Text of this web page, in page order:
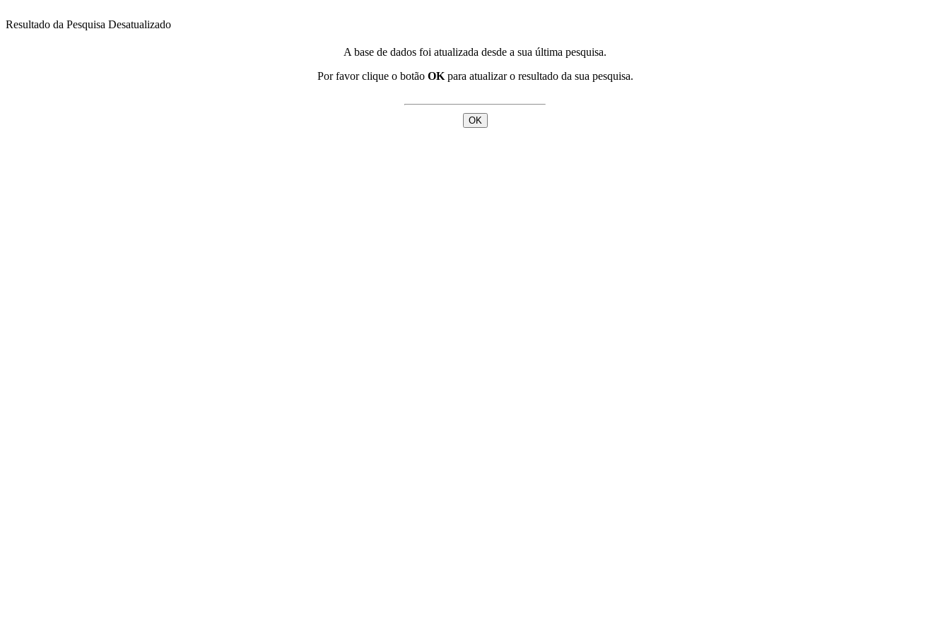
Resultado da Pesquisa Desatualizado
A base de dados foi atualizada desde a sua última pesquisa.
Por favor clique o botão OKpara atualizar o resultado da sua pesquisa.